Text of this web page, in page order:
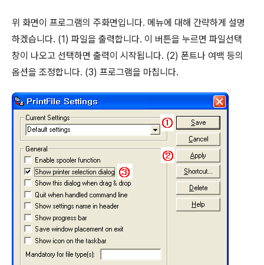
위 화면이 프로그램의 주화면입니다. 메뉴에 대해 간략하게 설명
하겠습니다. (1) 파일을 출력합니다. 이 버튼을 누르면 파일선택
창이 나오고 선택하면 출력이 시작됩니다. (2) 폰트나 여백 등의
옵션을 조정합니다. (3) 프로그램을 마칩니다.